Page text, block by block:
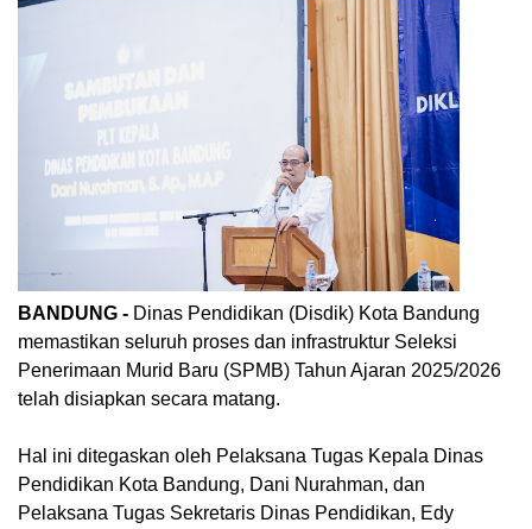
BANDUNG - Dinas Pendidikan (Disdik) Kota Bandung
memastikan seluruh proses dan infrastruktur Seleksi
Penerimaan Murid Baru (SPMB) Tahun Ajaran 2025/2026
telah disiapkan secara matang.
Hal ini ditegaskan oleh Pelaksana Tugas Kepala Dinas
Pendidikan Kota Bandung, Dani Nurahman, dan
Pelaksana Tugas Sekretaris Dinas Pendidikan, Edy